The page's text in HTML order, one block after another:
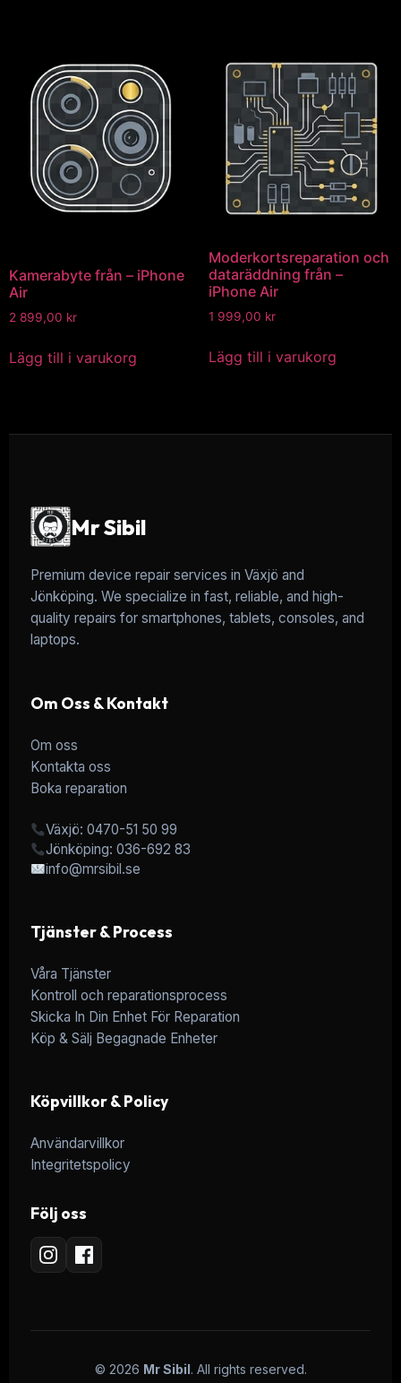
Kamerabyte från – iPhone
Air
2 899,00 kr
Lägg till i varukorg
Moderkortsreparation och
dataräddning från –
iPhone Air
1 999,00 kr
Lägg till i varukorg
Mr Sibil
Premium device repair services in Växjö and
Jönköping. We specialize in fast, reliable, and high-
quality repairs for smartphones, tablets, consoles, and
laptops.
Om Oss & Kontakt
Om oss
Kontakta oss
Boka reparation
Växjö: 0470-51 50 99
Jönköping: 036-692 83
info@mrsibil.se
Tjänster & Process
Våra Tjänster
Kontroll och reparationsprocess
Skicka In Din Enhet För Reparation
Köp & Sälj Begagnade Enheter
Köpvillkor & Policy
Användarvillkor
Integritetspolicy
Följ oss
© 2026 Mr Sibil. All rights reserved.